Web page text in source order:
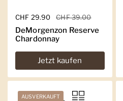
Regulärer Preis
CHF 29.90 Sale-Preis
CHF 39.00
DeMorgenzon Reserve
Chardonnay
Jetzt kaufen
AUSVERKAUFT